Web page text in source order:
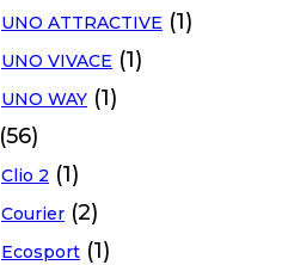
UNO ATTRACTIVE (1)
UNO VIVACE (1)
UNO WAY (1)
(56)
Clio 2 (1)
Courier (2)
Ecosport (1)